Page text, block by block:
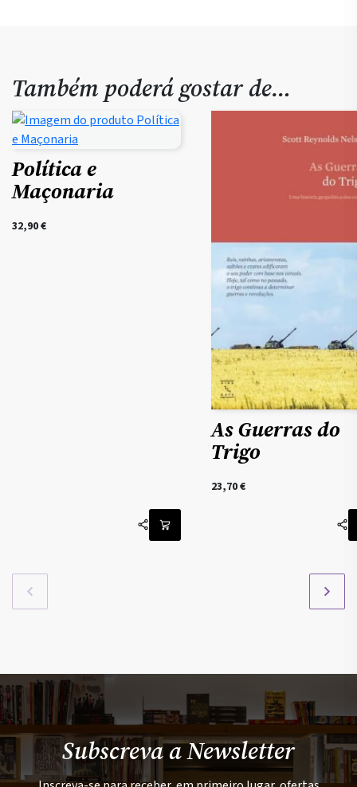
Também poderá gostar de…
Política e
Maçonaria
32,90€
As Guerras do
Trigo
23,70€
Subscreva a Newsletter